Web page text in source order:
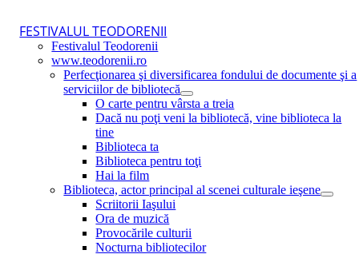
FESTIVALUL TEODORENII
Festivalul Teodorenii
www.teodorenii.ro
Perfecţionarea şi diversificarea fondului de documente şi a
serviciilor de bibliotecă
O carte pentru vârsta a treia
Dacă nu poţi veni la bibliotecă, vine biblioteca la
tine
Biblioteca ta
Biblioteca pentru toţi
Hai la film
Biblioteca, actor principal al scenei culturale ieşene
Scriitorii Iaşului
Ora de muzică
Provocările culturii
Nocturna bibliotecilor